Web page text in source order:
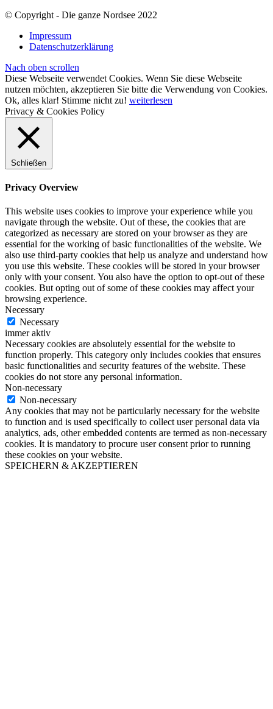
© Copyright - Die ganze Nordsee 2022
Impressum
Datenschutzerklärung
Nach oben scrollen
Diese Webseite verwendet Cookies. Wenn Sie diese Webseite
nutzen möchten, akzeptieren Sie bitte die Verwendung von Cookies.
Ok, alles klar! Stimme nicht zu! weiterlesen
Privacy & Cookies Policy
Schließen
Privacy Overview
This website uses cookies to improve your experience while you
navigate through the website. Out of these, the cookies that are
categorized as necessary are stored on your browser as they are
essential for the working of basic functionalities of the website. We
also use third-party cookies that help us analyze and understand how
you use this website. These cookies will be stored in your browser
only with your consent. You also have the option to opt-out of these
cookies. But opting out of some of these cookies may affect your
browsing experience.
Necessary
Necessary
immer aktiv
Necessary cookies are absolutely essential for the website to
function properly. This category only includes cookies that ensures
basic functionalities and security features of the website. These
cookies do not store any personal information.
Non-necessary
Non-necessary
Any cookies that may not be particularly necessary for the website
to function and is used specifically to collect user personal data via
analytics, ads, other embedded contents are termed as non-necessary
cookies. It is mandatory to procure user consent prior to running
these cookies on your website.
SPEICHERN & AKZEPTIEREN